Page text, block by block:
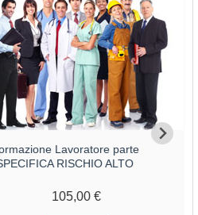
Lavoratore parte
RISCHIO ALTO
105,00 €